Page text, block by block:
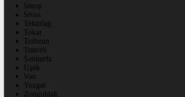
Sinop
Sivas
Tekirdağ
Tokat
Trabzon
Tunceli
Şanlıurfa
Uşak
Van
Yozgat
Zonguldak